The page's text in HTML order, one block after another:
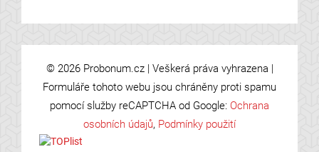
© 2026 Probonum.cz | Veškerá práva vyhrazena |
Formuláře tohoto webu jsou chráněny proti spamu
pomocí služby reCAPTCHA od Google: Ochrana
osobních údajů, Podmínky použití